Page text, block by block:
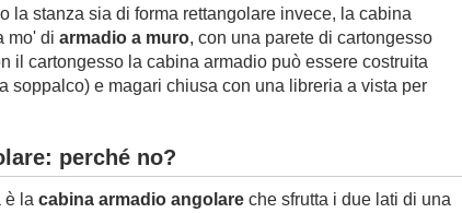
la stanza sia di forma rettangolare invece, la cabina
mo' di armadio a muro, con una parete di cartongesso
il cartongesso la cabina armadio può essere costruita
soppalco) e magari chiusa con una libreria a vista per
perché no?
è la cabina armadio angolare che sfrutta i due lati di una